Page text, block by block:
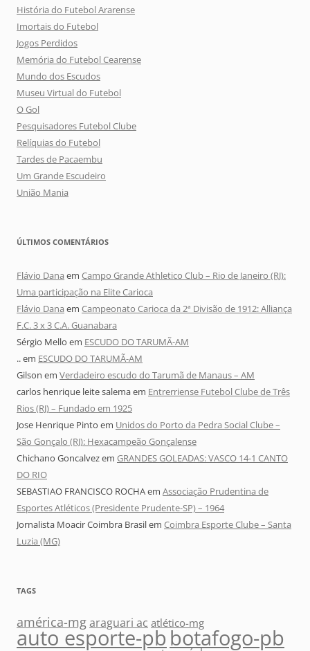
História do Futebol Ararense
Imortais do Futebol
Jogos Perdidos
Memória do Futebol Cearense
Mundo dos Escudos
Museu Virtual do Futebol
O Gol
Pesquisadores Futebol Clube
Relíquias do Futebol
Tardes de Pacaembu
Um Grande Escudeiro
União Mania
ÚLTIMOS COMENTÁRIOS
Flávio Dana em Campo Grande Athletico Club – Rio de Janeiro (RJ):
Uma participação na Elite Carioca
Flávio Dana em Campeonato Carioca da 2ª Divisão de 1912: Alliança
F.C. 3 x 3 C.A. Guanabara
Sérgio Mello em ESCUDO DO TARUMÃ-AM
..em ESCUDO DO TARUMÃ-AM
Gilson em Verdadeiro escudo do Tarumã de Manaus – AM
carlos henrique leite salemaem Entrerriense Futebol Clube de Três
Rios (RJ) – Fundado em 1925
Jose Henrique Pinto em Unidos do Porto da Pedra Social Clube –
São Gonçalo (RJ): Hexacampeão Gonçalense
Chichano Goncalvezem GRANDES GOLEADAS: VASCO 14-1 CANTO
DO RIO
SEBASTIAO FRANCISCO ROCHAem Associação Prudentina de
Esportes Atléticos (Presidente Prudente-SP) – 1964
Jornalista Moacir Coimbra Brasilem Coimbra Esporte Clube – Santa
Luzia (MG)
TAGS
américa-mgaraguari ac atlético-mg
auto esporte-pbbotafogo-pb